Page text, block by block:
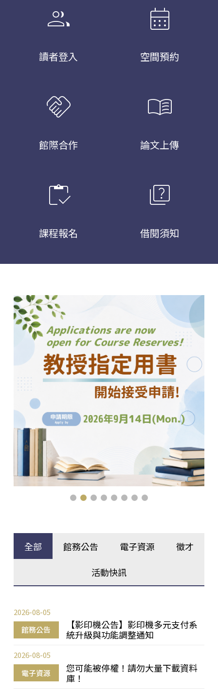
group
讀者登入
calendar_month
空間預約
handshake
館際合作
menu_book
論文上傳
inventory
課程報名
quiz
借閱須知
全部 館務公告 電子資源 徵才
活動快訊
館務公告
【影印機公告】影印機多元支付系
統升級與功能調整通知
2026-08-05
電子資源
您可能被停權！請勿大量下載資料
庫！
2026-08-05